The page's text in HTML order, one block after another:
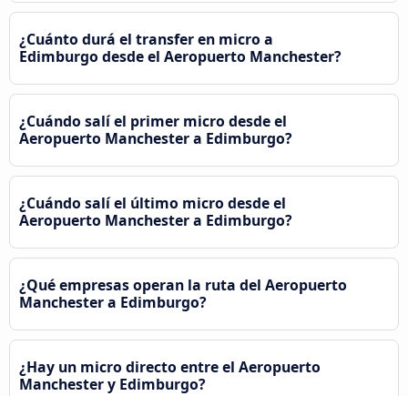
¿Cuánto durá el transfer en micro a
Edimburgo desde el Aeropuerto Manchester?
¿Cuándo salí el primer micro desde el
Aeropuerto Manchester a Edimburgo?
¿Cuándo salí el último micro desde el
Aeropuerto Manchester a Edimburgo?
¿Qué empresas operan la ruta del Aeropuerto
Manchester a Edimburgo?
¿Hay un micro directo entre el Aeropuerto
Manchester y Edimburgo?